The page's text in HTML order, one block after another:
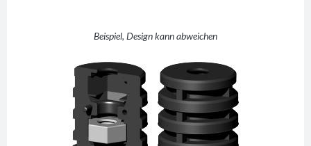
Beispiel, Design kann abweichen